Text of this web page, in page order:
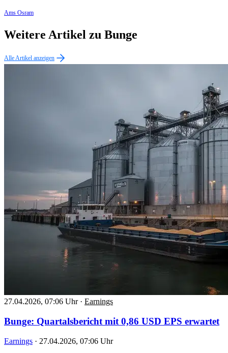
Ams Osram
Weitere Artikel zu Bunge
Alle Artikel anzeigen
27.04.2026, 07:06 Uhr · Earnings
Bunge: Quartalsbericht mit 0,86 USD EPS erwartet
Earnings · 27.04.2026, 07:06 Uhr